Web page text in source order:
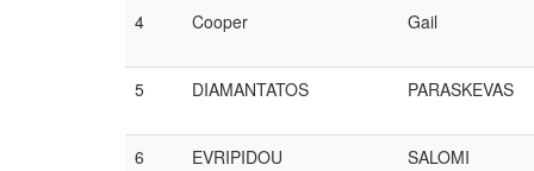
4 Cooper Gail
5 DIAMANTATOS PARASKEVAS
6 EVRIPIDOU SALOMI